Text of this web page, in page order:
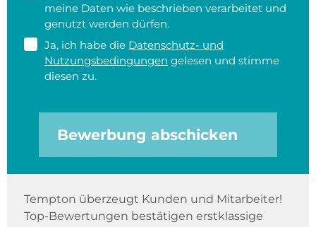
meine Daten wie beschrieben verarbeitet und
genutzt werden dürfen.
Ja, ich habe die Datenschutz- und
Nutzungsbedingungen gelesen und stimme
diesen zu.
Bewerbung abschicken
Tempton überzeugt Kunden und Mitarbeiter!
Top-Bewertungen bestätigen erstklassige